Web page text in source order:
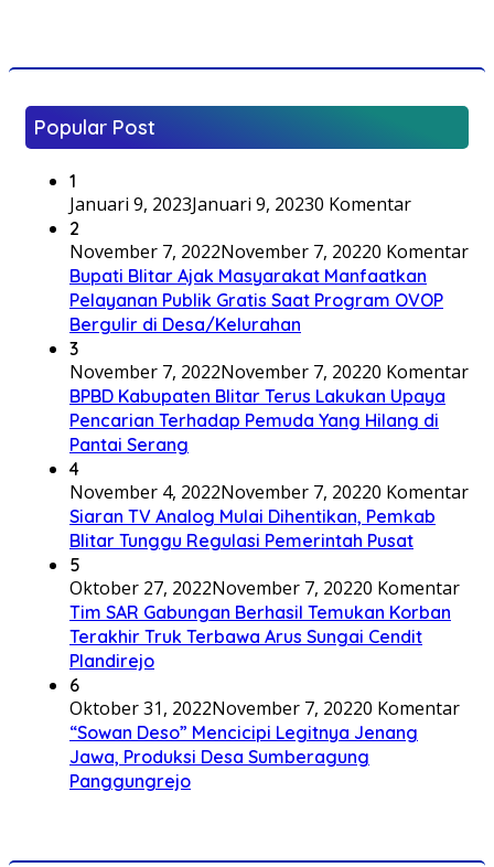
Popular Post
1
Januari 9, 2023Januari 9, 20230 Komentar
2
November 7, 2022November 7, 20220 Komentar
Bupati Blitar Ajak Masyarakat Manfaatkan
Pelayanan Publik Gratis Saat Program OVOP
Bergulir di Desa/Kelurahan
3
November 7, 2022November 7, 20220 Komentar
BPBD Kabupaten Blitar Terus Lakukan Upaya
Pencarian Terhadap Pemuda Yang Hilang di
Pantai Serang
4
November 4, 2022November 7, 20220 Komentar
Siaran TV Analog Mulai Dihentikan, Pemkab
Blitar Tunggu Regulasi Pemerintah Pusat
5
Oktober 27, 2022November 7, 20220 Komentar
Tim SAR Gabungan Berhasil Temukan Korban
Terakhir Truk Terbawa Arus Sungai Cendit
Plandirejo
6
Oktober 31, 2022November 7, 20220 Komentar
“Sowan Deso” Mencicipi Legitnya Jenang
Jawa, Produksi Desa Sumberagung
Panggungrejo